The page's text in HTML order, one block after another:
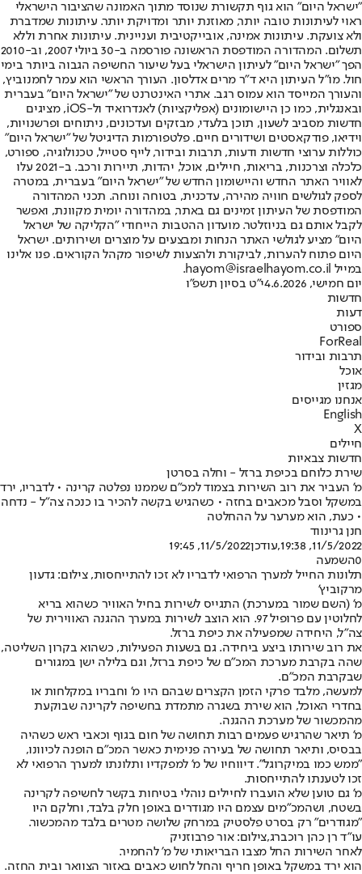
"ישראל היום" הוא גוף תקשורת שנוסד מתוך האמונה שהציבור הישראלי
ראוי לעיתונות טובה יותר, מאוזנת יותר ומדויקת יותר. עיתונות שמדברת
ולא צועקת. עיתונות אמינה, אובייקטיבית ועניינית. עיתונות אחרת וללא
תשלום. המהדורה המודפסת הראשונה פורסמה ב-30 ביולי 2007, וב-2010
הפך "ישראל היום" לעיתון הישראלי בעל שיעור החשיפה הגבוה ביותר בימי
חול. מו"ל העיתון היא ד"ר מרים אדלסון. העורך הראשי הוא עמר לחמנוביץ,
והעורך המייסד הוא עמוס רגב. אתרי האינטרנט של "ישראל היום" בעברית
ובאנגלית, כמו כן היישומונים (אפליקציות) לאנדרואיד ול-iOS, מציגים
חדשות מסביב לשעון, תוכן בלעדי, מבזקים ועדכונים, ניתוחים ופרשנויות,
וידיאו, פודקאסטים ושידורים חיים. פלטפורמות הדיגיטל של "ישראל היום"
כוללות ערוצי חדשות ודעות, תרבות ובידור, לייף סטייל, טכנולוגיה, ספורט,
כלכלה וצרכנות, בריאות, חיילים, אוכל, יהדות, תיירות ורכב. ב-2021 עלו
לאוויר האתר החדש והיישומון החדש של "ישראל היום" בעברית, במטרה
לספק לגולשים חוויה מהירה, עדכנית, בטוחה ונוחה. תכני המהדורה
המודפסת של העיתון זמינים גם באתר, במהדורה יומית מקוונת, ואפשר
לקבל אותם גם בניוזלטר. מועדון ההטבות הייחודי "הקליקה של ישראל
היום" מציע לגולשי האתר הנחות ומבצעים על מוצרים ושירותים. ישראל
היום פתוח להערות, לביקורת ולהצעות לשיפור מקהל הקוראים. פנו אלינו
במייל hayom@israelhayom.co.il.
יום חמישי, 4.6.2026
י"ט בסיון תשפ"ו
חדשות
דעות
ספורט
ForReal
תרבות ובידור
אוכל
מגזין
אנחנו מגייסים
English
X
חיילים
חדשות צבאיות
שירת כלוחם בכיפת ברזל - וחלה בסרטן
מ' העביר את רוב השירות בצמוד למכ"ם שממנו נפלטה קרינה • לדבריו, ירד
במשקל וסבל מכאבים בחזה • כשהגיש בקשה להכיר בו כנכה צה"ל - נדחה
• כעת, הוא מערער על ההחלטה
חנן גרינווד
11/5/2022, 19:38
,עודכן11/5/2022, 19:45
0השמעה
תלונות החייל למערך הרפואי לדבריו לא זכו להתייחסות, צילום: גדעון
מרקוביץ'
מ' (השם שמור במערכת) התגייס לשירות בחיל האוויר כשהוא בריא
לחלוטין עם פרופיל 97. הוא הוצב לשירות במערך ההגנה האווירית של
צה"ל, היחידה שמפעילה את כיפת ברזל.
את רוב שירותו ביצע ביחידה. גם בשעות הפעילות, כשהוא בקרון השליטה,
שהה בקרבת מערכת המכ"ם של כיפת ברזל, וגם בלילה ישן במגורים
שבקרבת המכ"ם.
למעשה, מלבד פרקי הזמן הקצרים שבהם היו מ' וחבריו במקלחות או
בחדרי האוכל, הוא שירת בשגרה מתמדת בחשיפה לקרינה שבוקעת
מהמכשור של מערכת ההגנה.
מ' תיאר שהרגיש פעמים רבות תחושה של חום בגוף וכאבי ראש כשהיה
בבסיס, ותיאר תחושה של בעירה פנימית כאשר המכ"ם הופנה לכיוונו,
"ממש כמו במיקרוגל". דיווחיו של מ' למפקדיו ותלונתו למערך הרפואי לא
זכו לטענתו להתייחסות.
מ' גם טוען שלא הועברו לחיילים נוהלי בטיחות בקשר לחשיפה לקרינה
בשטח, ושהמכ"מים עצמם היו מגודרים באופן חלק בלבד, וחלקם היו
"מגודרים" רק בסרט פלסטיק במרחק שלושה מטרים בלבד מהמכשור.
עו"ד רן כהן רוכברג,צילום: אור פרבוזניק
לאחר השירות החל מצבו הבריאותי של מ' להחמיר.
הוא ירד במשקל באופן חריף והחל לחוש כאבים באזור הצוואר ובית החזה.